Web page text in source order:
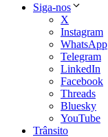
Siga-nos
X
Instagram
WhatsApp
Telegram
LinkedIn
Facebook
Threads
Bluesky
YouTube
Trânsito